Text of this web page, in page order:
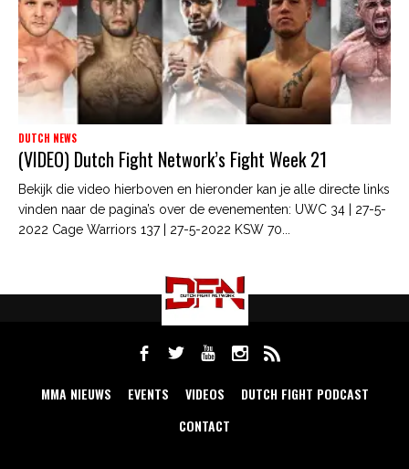
DUTCH NEWS
(VIDEO) Dutch Fight Network’s Fight Week 21
Bekijk die video hierboven en hieronder kan je alle directe links
vinden naar de pagina’s over de evenementen: UWC 34 | 27-5-
2022 Cage Warriors 137 | 27-5-2022 KSW 70...
MMA NIEUWS EVENTS VIDEOS
DUTCH FIGHT PODCAST
CONTACT